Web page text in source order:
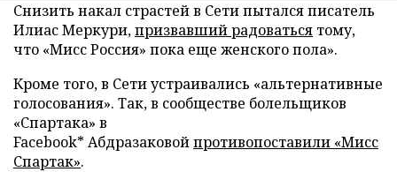
Снизить накал страстей в Сети пытался писатель
Илиас Меркури,призвавший радоваться тому,
что «Мисс Россия» пока еще женского пола».
Кроме того, в Сети устраивались «альтернативные
голосования». Так, в сообществе болельщиков
«Спартака» в
Facebook* Абдразаковойпротивопоставили «Мисс
Спартак».